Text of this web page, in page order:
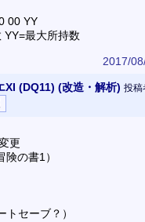
00 YY
YY=最大所持数
2017/
XI (DQ11) (改造・解析) 投稿
更
の書1）
トセーブ？）